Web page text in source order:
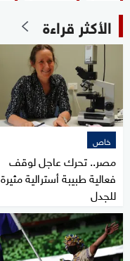
الأكثر قراءة
خاص
مصر.. تحرك عاجل لوقف
فعالية طبيبة أسترالية مثيرة
للجدل